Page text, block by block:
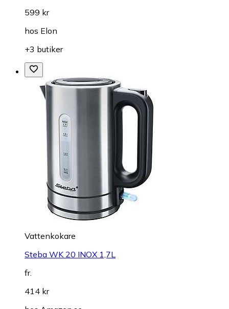
599 kr
hos Elon
+3 butiker
Vattenkokare
Steba WK 20 INOX 1,7L
fr.
414 kr